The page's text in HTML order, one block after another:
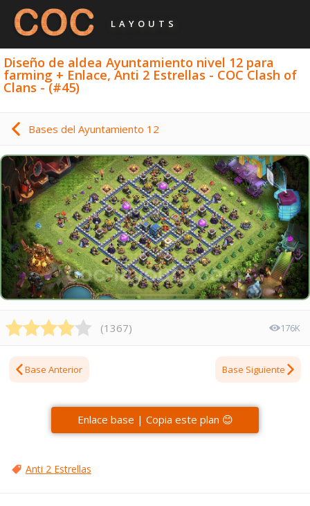
LAYOUTS
Diseño de aldea Ayuntamiento nivel 12 para
farming + Enlace, Anti 2 Estrellas - COC Clash of
Clans - (#45)
Bases del Ayuntamiento 12
(1367) 176K
Base Anterior Base Siguiente
Enlace base | Copia este plan 😊
Anti 2 Estrellas